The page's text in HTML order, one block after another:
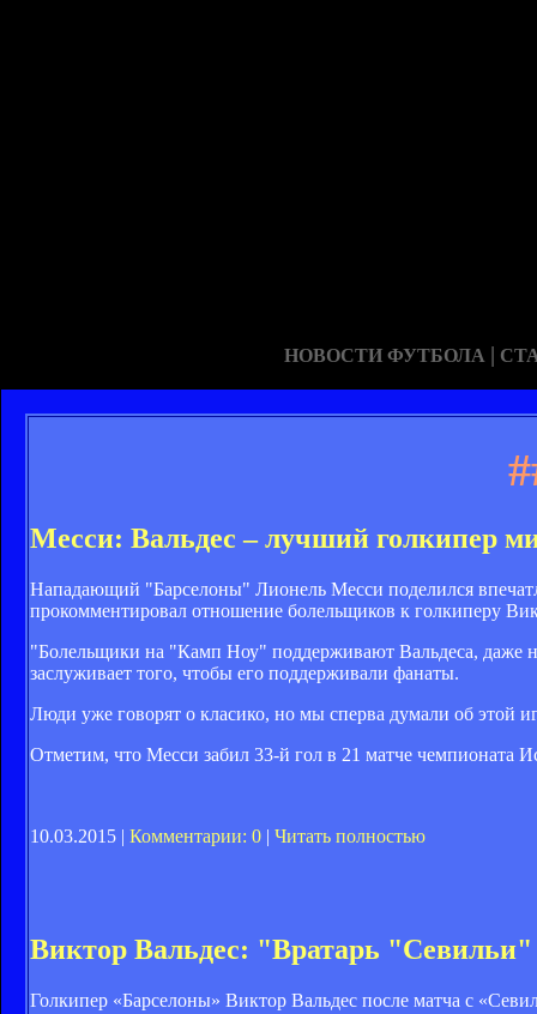
НОВОСТИ ФУТБОЛА |
Месси: Вальдес – лучший голкипер
Нападающий "Барселоны" Лионель Месси поделился
прокомментировал отношение болельщиков к голкиперу
"Болельщики на "Камп Ноу" поддерживают Вальдеса, даже
заслуживает того, чтобы его поддерживали фанаты.
Люди уже говорят о класико, но мы сперва думали об этой
Отметим, что Месси забил 33-й гол в 21 матче чемпионата
10.03.2015 | Комментарии: 0 | Читать полностью
Виктор Вальдес: "Вратарь
Голкипер «Барселоны» Виктор Вальдес после матча с